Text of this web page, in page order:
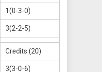
1(0-3-0)
3(2-2-5)
Credits (20)
3(3-0-6)